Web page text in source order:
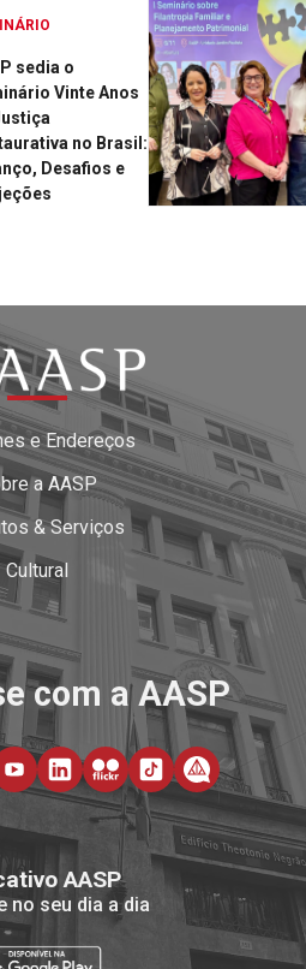
sedia o
Vinte Anos
no Brasil:
Desafios e
e Endereços
a AASP
& Serviços
Cultural
com a AASP
AASP
no seu dia a dia